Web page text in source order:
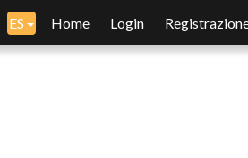
ES Home Login